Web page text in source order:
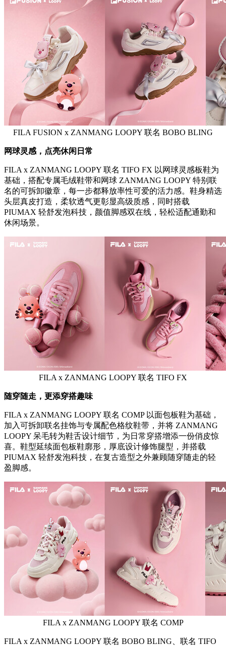
FILA FUSION x ZANMANG LOOPY 联名 BOBO BLING
网球灵感，点亮休闲日常
FILA x ZANMANG LOOPY 联名 TIFO FX 以网球灵感板鞋为
基础，搭配专属毛绒鞋带和网球 ZANMANG LOOPY 特别联
名的可拆卸徽章，每一步都释放率性可爱的活力感。鞋身精选
头层真皮打造，柔软透气更彰显高级质感，同时搭载
PIUMAX 轻舒发泡科技，颜值脚感双在线，轻松适配通勤和
休闲场景。
FILA x ZANMANG LOOPY 联名 TIFO FX
随穿随走，更添穿搭趣味
FILA x ZANMANG LOOPY 联名 COMP 以面包板鞋为基础，
加入可拆卸联名挂饰与专属配色格纹鞋带，并将 ZANMANG
LOOPY 呆毛转为鞋舌设计细节，为日常穿搭增添一份俏皮惊
喜。鞋型延续面包板鞋廓形，厚底设计修饰腿型，并搭载
PIUMAX 轻舒发泡科技，在复古造型之外兼顾随穿随走的轻
盈脚感。
FILA x ZANMANG LOOPY 联名 COMP
FILA x ZANMANG LOOPY 联名 BOBO BLING、联名 TIFO